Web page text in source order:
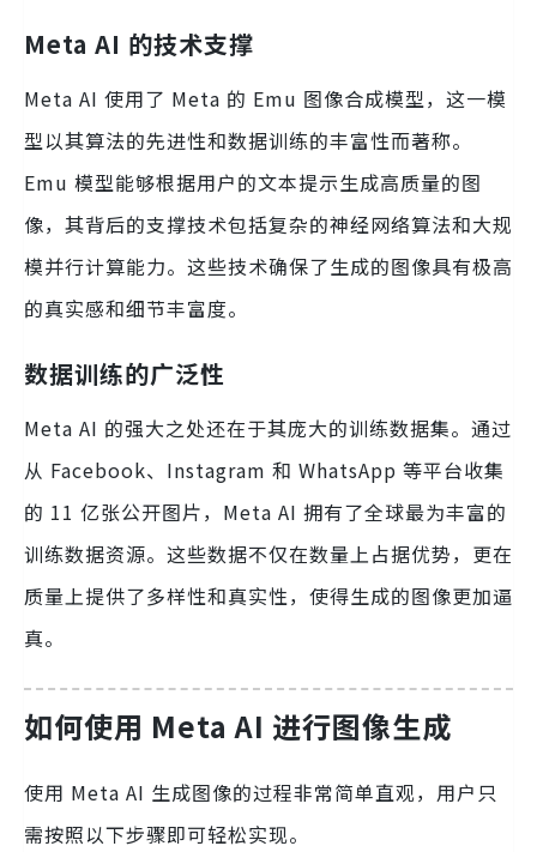
Meta AI 的技术支撑
Meta AI 使用了 Meta 的 Emu 图像合成模型，这一模
型以其算法的先进性和数据训练的丰富性而著称。
Emu 模型能够根据用户的文本提示生成高质量的图
像，其背后的支撑技术包括复杂的神经网络算法和大规
模并行计算能力。这些技术确保了生成的图像具有极高
的真实感和细节丰富度。
数据训练的广泛性
Meta AI 的强大之处还在于其庞大的训练数据集。通过
从 Facebook、Instagram 和 WhatsApp 等平台收集
的 11 亿张公开图片，Meta AI 拥有了全球最为丰富的
训练数据资源。这些数据不仅在数量上占据优势，更在
质量上提供了多样性和真实性，使得生成的图像更加逼
真。
如何使用 Meta AI 进行图像生成
使用 Meta AI 生成图像的过程非常简单直观，用户只
需按照以下步骤即可轻松实现。